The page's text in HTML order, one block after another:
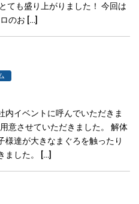
ても盛り上がりました！ 今回は
のお […]
内イベントに呼んでいただきま
意させていただきました。 解体
様達が大きなまぐろを触ったり
ました。 […]